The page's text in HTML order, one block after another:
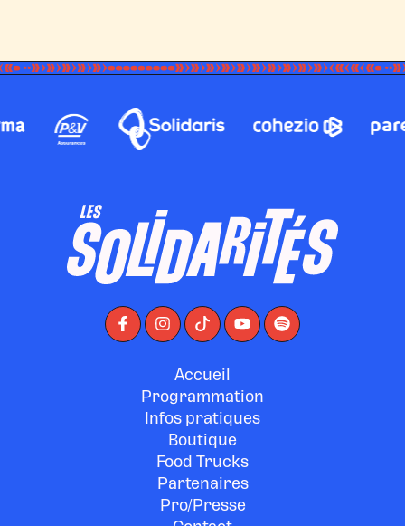
Accueil
Programmation
Infos pratiques
Boutique
Food Trucks
Partenaires
Pro/Presse